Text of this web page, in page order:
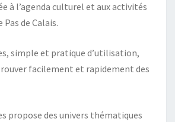
à l’agenda culturel et aux activités
de Calais.
simple et pratique d’utilisation,
facilement et rapidement des
propose des univers thématiques